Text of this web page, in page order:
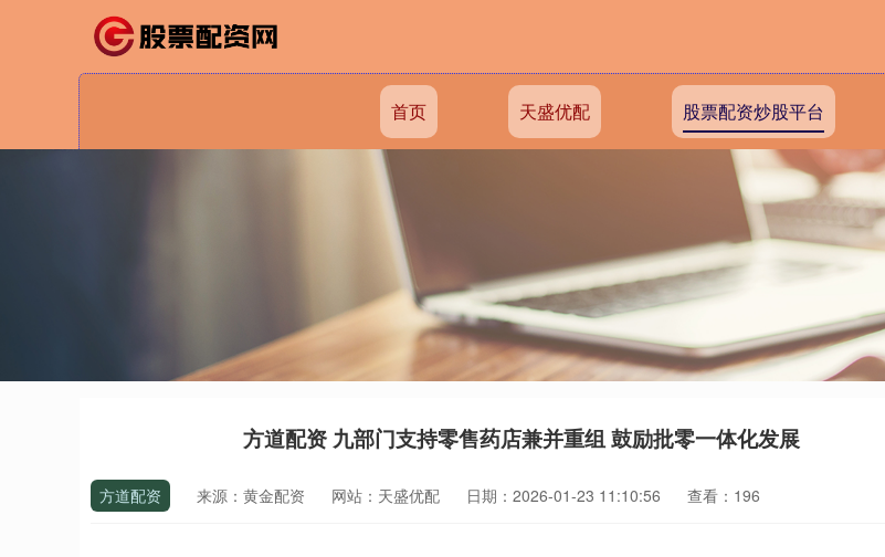
首页 天盛优配 股票配资炒股平台
方道配资 九部门支持零售药店兼并重组 鼓励批零一体化发展
方道配资 来源：黄金配资 网站：天盛优配 日期：2026-01-23 11:10:56 查看：196